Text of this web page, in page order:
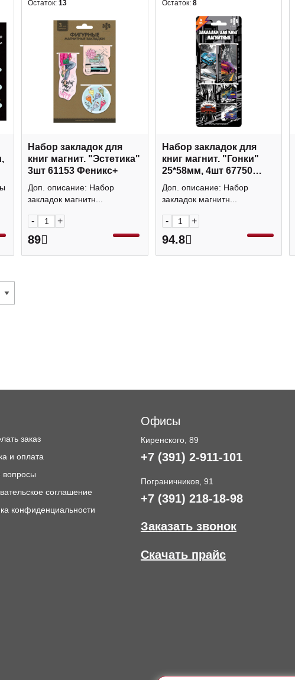
Остаток:13
Набор закладок для
книг магнит. "Эстетика"
3шт 61153 Феникс+
Доп. описание: Набор
закладок магнитн...
- +
89
Остаток: 8
Набор закладок для
книг магнит. "Гонки"
25*58мм, 4шт 67750
Феникс+
Доп. описание: Набор
закладок магнитн...
- +
94.8
заказ
и оплата
вопросы
соглашение
конфиденциальности
Офисы
Киренского, 89
+7 (391) 2-911-101
Пограничников, 91
+7 (391) 218-18-98
Заказать звонок
Скачать прайс